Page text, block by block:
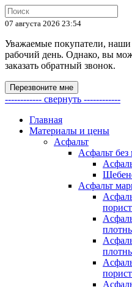
07 августа 2026 23:54
Уважаемые покупатели,
рабочий день. Однако, вы
заказать обратный звонок.
Перезвоните мне
------------ свернуть ------------
Главная
Материалы и цены
Асфальт
Асфальт без
Асфальт